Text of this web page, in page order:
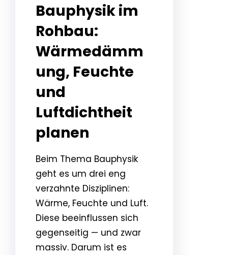
Bauphysik im
Rohbau:
Wärmedämm
ung, Feuchte
und
Luftdichtheit
planen
Beim Thema Bauphysik
geht es um drei eng
verzahnte Disziplinen:
Wärme, Feuchte und Luft.
Diese beeinflussen sich
gegenseitig — und zwar
massiv. Darum ist es